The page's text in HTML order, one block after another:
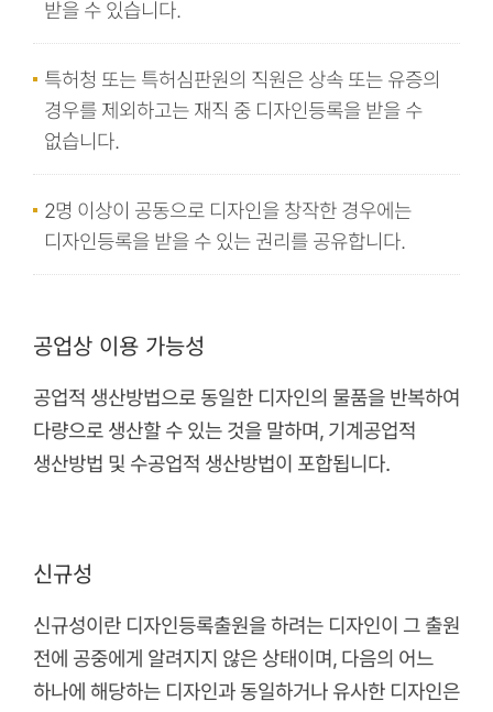
받을 수 있습니다.
특허청 또는 특허심판원의 직원은 상속 또는 유증의
경우를 제외하고는 재직 중 디자인등록을 받을 수
없습니다.
2명 이상이 공동으로 디자인을 창작한 경우에는
디자인등록을 받을 수 있는 권리를 공유합니다.
공업상 이용 가능성
공업적 생산방법으로 동일한 디자인의 물품을 반복하여
다량으로 생산할 수 있는 것을 말하며, 기계공업적
생산방법 및 수공업적 생산방법이 포합됩니다.
신규성
신규성이란 디자인등록출원을 하려는 디자인이 그 출원
전에 공중에게 알려지지 않은 상태이며, 다음의 어느
하나에 해당하는 디자인과 동일하거나 유사한 디자인은